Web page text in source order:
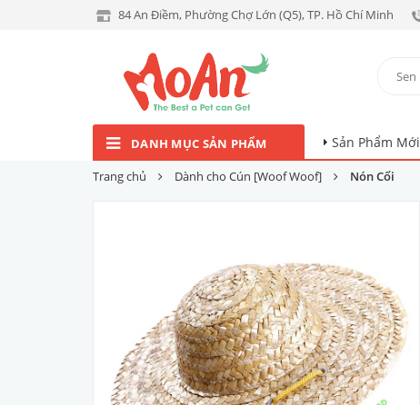
84 An Điềm, Phường Chợ Lớn (Q5), TP. Hồ Chí Minh
DANH MỤC SẢN PHẨM Sản Phẩm Mới
Trang chủ Dành cho Cún [Woof Woof] Nón Cối